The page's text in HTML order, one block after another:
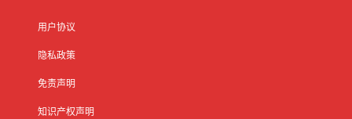
用户协议
隐私政策
免责声明
知识产权声明